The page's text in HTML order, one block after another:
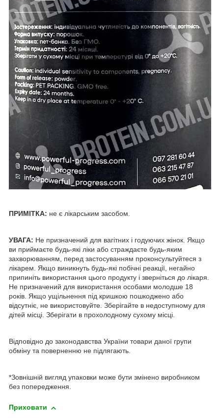
ПРИМІТКА: не є лікарським засобом.
УВАГА: Не призначений для вагітних і годуючих жінок. Якщо
ви приймаєте будь-які ліки або страждаєте будь-яким
захворюванням, перед застосуванням проконсультуйтеся з
лікарем. Якщо виникнуть будь-які побічні реакції, негайно
припиніть використання цього продукту і зверніться до лікаря.
Не призначений для використання особами молодше 18
років. Якщо ущільнення під кришкою пошкоджено або
відсутніє, не використовуйте. Зберігайте в недоступному для
дітей місці. Зберігати в прохолодному сухому місці.
Відповідно до законодавства України товари даної групи
обміну та поверненню не підлягають.
*Зовнішній вигляд упаковки може бути змінено виробником
без попередження.
Приховати